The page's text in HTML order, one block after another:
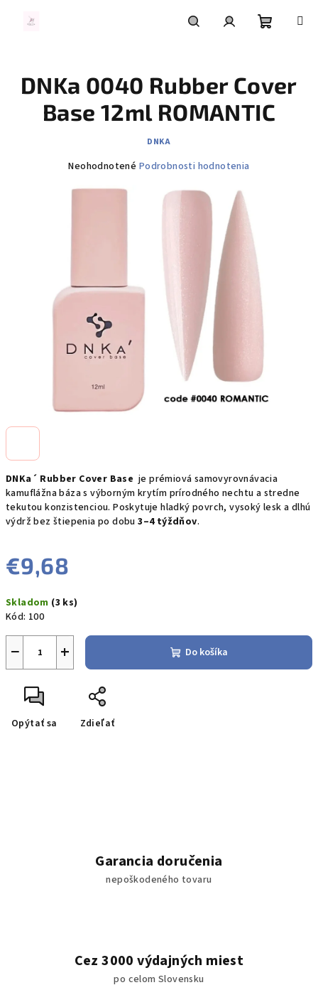
košík
DNKa´ Rubber Cover Base jeprémiová samovyrovnávacia
kamuflážna báza s výborným krytím prírodného nechtu a stredne
tekutou konzistenciou. Poskytuje hladký povrch, vysoký lesk a dlhú
výdrž bez štiepenia po dobu3–4 týždňov.
€9,68
cena:
Skladom (3 ks)
Kód: 100
+
− Do košíka
Opýtať sa Zdieľať
DNKa 0040 Rubber Cover
Base 12ml ROMANTIC
DNKA
Priemerné
produktu
Neohodnotené Podrobnosti hodnotenia
Garancia doručenia
nepoškodeného tovaru
Cez 3000 výdajných miest
po celom Slovensku